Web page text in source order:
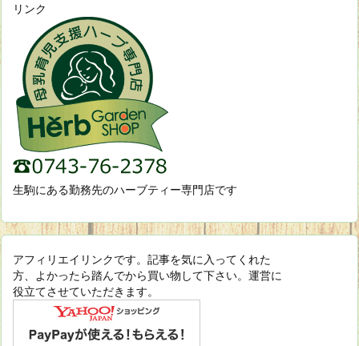
リンク
生駒にある勤務先のハーブティー専門店です
アフィリエイリンクです。記事を気に入ってくれた
方、よかったら踏んでから買い物して下さい。運営に
役立てさせていただきます。